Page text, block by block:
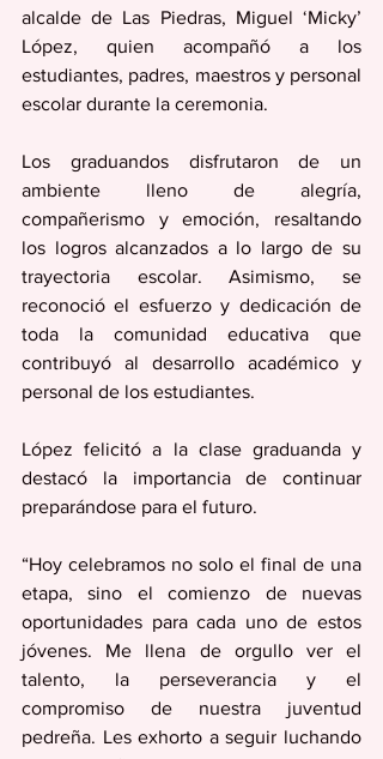
alcalde de Las Piedras, Miguel ‘Micky’
López, quien acompañó a los
estudiantes, padres, maestros y personal
escolar durante la ceremonia.
Los graduandos disfrutaron de un
ambiente lleno de alegría,
compañerismo y emoción, resaltando
los logros alcanzados a lo largo de su
trayectoria escolar. Asimismo, se
reconoció el esfuerzo y dedicación de
toda la comunidad educativa que
contribuyó al desarrollo académico y
personal de los estudiantes.
López felicitó a la clase graduanda y
destacó la importancia de continuar
preparándose para el futuro.
“Hoy celebramos no solo el final de una
etapa, sino el comienzo de nuevas
oportunidades para cada uno de estos
jóvenes. Me llena de orgullo ver el
talento, la perseverancia y el
compromiso de nuestra juventud
pedreña. Les exhorto a seguir luchando